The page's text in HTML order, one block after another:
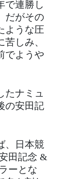
で連勝し
だがその
ような圧
しみ、
でようや
たナミュ
の安田記
、日本競
田記念 &
ーとな